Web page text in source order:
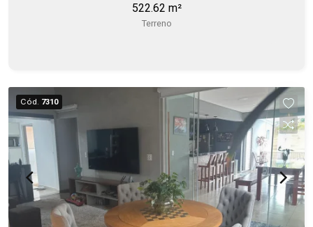
522.62 m²
Terreno
Cód. 7310